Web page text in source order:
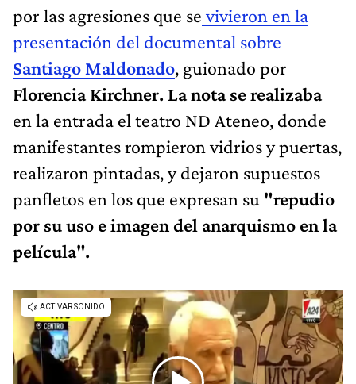
por las agresiones que se vivieron en la
presentación del documental sobre
Santiago Maldonado, guionado por
Florencia Kirchner. La nota se realizaba
en la entrada el teatro ND Ateneo, donde
manifestantes rompieron vidrios y puertas,
realizaron pintadas, y dejaron supuestos
panfletos en los que expresan su "repudio
por su uso e imagen del anarquismo en la
película".